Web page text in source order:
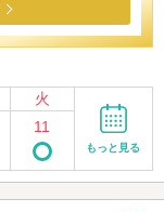
火
11
もっと見る